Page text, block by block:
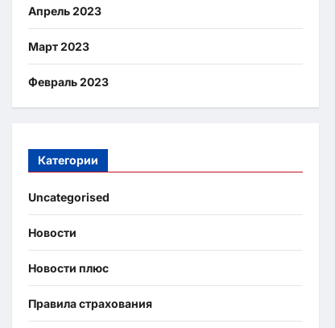
Апрель 2023
Март 2023
Февраль 2023
Категории
Uncategorised
Новости
Новости плюс
Правила страхования